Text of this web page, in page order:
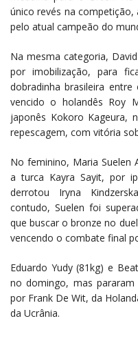
único revés na
pelo atual campeão do
Na mesma categoria,
por imobilização, para
dobradinha brasileira
vencido o holandês Roy
japonês Kokoro Kageura,
repescagem, com vitória
No feminino, Maria Suelen
a turca Kayra Sayit, por
derrotou Iryna
contudo, Suelen foi
que buscar o bronze no
vencendo o combate final
Eduardo Yudy (81kg) e
no domingo, mas
por Frank De Wit, da
da Ucrânia.